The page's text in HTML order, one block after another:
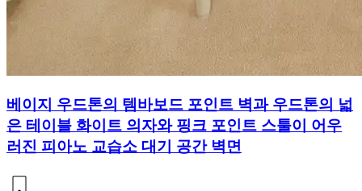
베이지 우드톤의 템바보드 포인트 벽과 우드톤의 넓
은 테이블 화이트 의자와 핑크 포인트 스툴이 어우
러진 피아노 교습소 대기 공간 벽면